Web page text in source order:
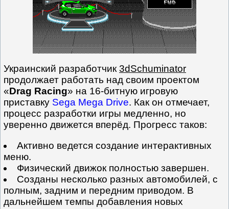
Украинский разработчик 3dSchuminator
продолжает работать над своим проектом
«Drag Racing» на 16-битную игровую
приставку Sega Mega Drive. Как он отмечает,
процесс разработки игры медленно, но
уверенно движется вперёд. Прогресс таков:
Активно ведется создание интерактивных
меню.
Физический движок полностью завершен.
Созданы несколько разных автомобилей, с
полным, задним и передним приводом. В
дальнейшем темпы добавления новых